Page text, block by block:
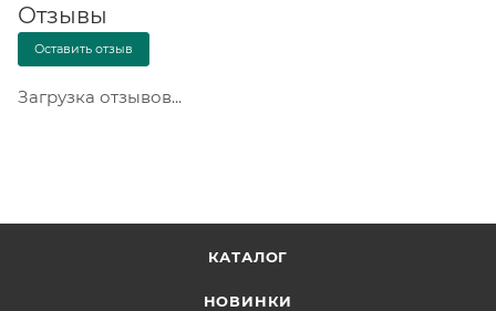
Отзывы
Оставить отзыв
Загрузка отзывов...
КАТАЛОГ
НОВИНКИ